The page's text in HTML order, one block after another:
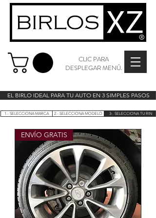
CLIC PARA
DESPLEGAR MENÚ.
EL BIRLO IDEAL PARA TU AUTO EN 3 SIMPLES PASOS
ENVÍO GRATIS
1.- SELECCIONA MARCA 2.- SELECCIONA MODELO 3-. SELECCIONA TU RIN